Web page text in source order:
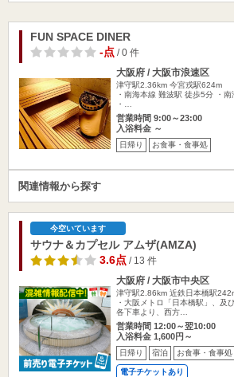
FUN SPACE DINER
-点/ 0 件
大阪府 / 大阪市浪速区
津守駅2.36km 今宮戎駅624m
・南海本線 難波駅 徒歩5分 ・
・…
営業時間 9:00～23:00
入浴料金 ～
日帰り お食事・食事処
関連情報から探す
今空いています
サウナ＆カプセル アムザ(AMZA)
3.6点/ 13 件
大阪府 / 大阪市中央区
津守駅2.86km 近鉄日本橋駅
・大阪メトロ「日本橋駅」、及
各下車より、西方…
営業時間 12:00～翌10:00
入浴料金 1,600円～
日帰り 宿泊 お食事・食事処
電子チケットあり